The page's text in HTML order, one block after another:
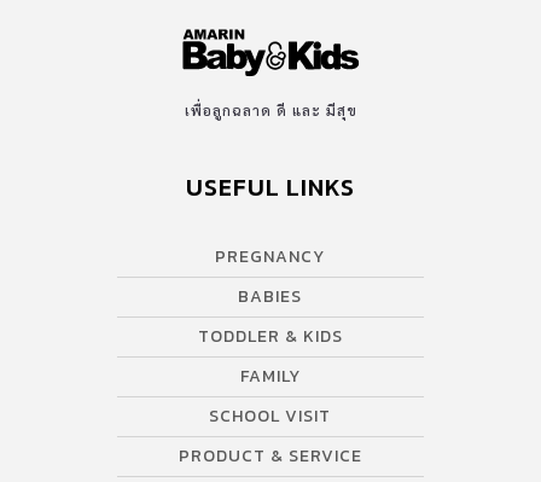
เพื่อลูกฉลาด ดี และ มีสุข
USEFUL LINKS
PREGNANCY
BABIES
TODDLER & KIDS
FAMILY
SCHOOL VISIT
PRODUCT & SERVICE